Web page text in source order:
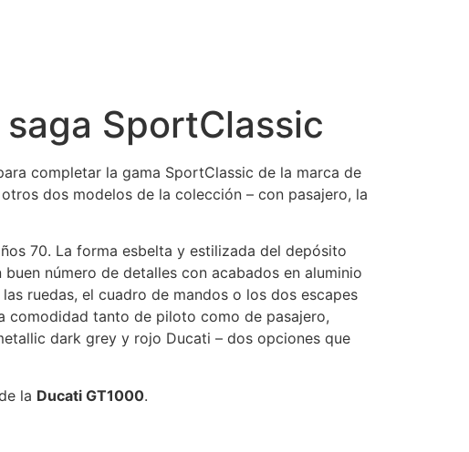
SportClassic
completar la gama SportClassic de la marca de
dos modelos de la colección – con pasajero, la
70. La forma esbelta y estilizada del depósito
número de detalles con acabados en aluminio
ruedas, el cuadro de mandos o los dos escapes
comodidad tanto de piloto como de pasajero,
dark grey y rojo Ducati – dos opciones que
la Ducati GT1000.